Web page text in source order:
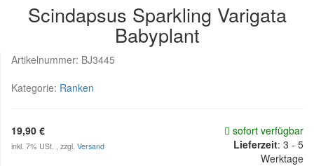
Scindapsus Sparkling Varigata
Babyplant
Artikelnummer: BJ3445
Kategorie: Ranken
19,90 €
inkl. 7% USt. , zzgl. Versand
sofort verfügbar
Lieferzeit: 3 - 5
Werktage